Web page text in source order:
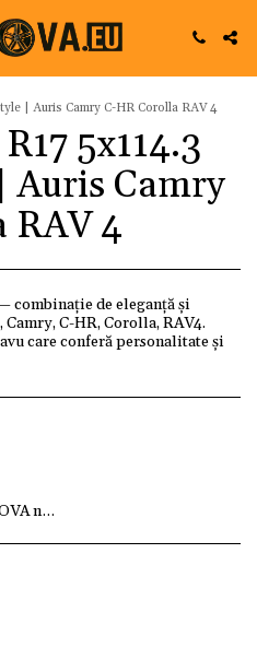
| Auris Camry C-HR Corolla RAV 4
5x114.3
Auris Camry
RAV 4
combinație de eleganță și
C-HR, Corolla, RAV4.
care conferă personalitate și
ne dorim ca fiecare